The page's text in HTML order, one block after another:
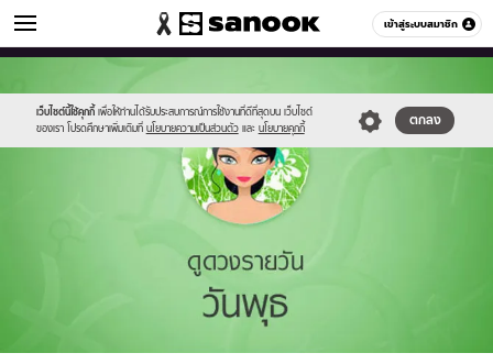
เข้าสู่ระบบสมาชิก
ดูดวง หมวดอื่นๆ
เว็บไซต์นี้ใช้คุกกี้ เพื่อให้ท่านได้รับประสบการณ์การใช้งานที่ดีที่สุดบน เว็บไซต์
ของเรา โปรดศึกษาเพิ่มเติมที่ นโยบายความเป็นส่วนตัว และ นโยบายคุกกี้
ตกลง
//s.isanook.com/sr/0/images/logo-
new-
sanook.png
//s.isanook.com/ho/0/ud/fxd/day/4_wed.jpg